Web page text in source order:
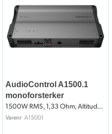
AudioControl A1500.1
monoforsterker
1500W RMS, 1,33 Ohm, Altitude-serien
Varenr A15001